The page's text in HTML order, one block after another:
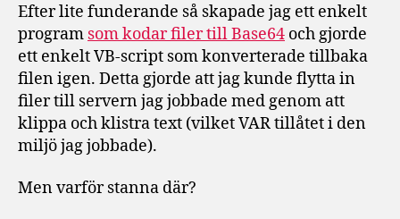
Efter lite funderande så skapade jag ett enkelt
program som kodar filer till Base64 och gjorde
ett enkelt VB-script som konverterade tillbaka
filen igen. Detta gjorde att jag kunde flytta in
filer till servern jag jobbade med genom att
klippa och klistra text (vilket VAR tillåtet i den
miljö jag jobbade).
Men varför stanna där?